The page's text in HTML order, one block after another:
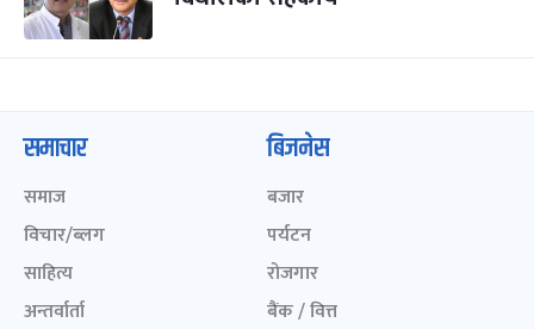
समाचार
समाज
विचार/ब्लग
साहित्य
अन्तर्वार्ता
बिजनेस
बजार
पर्यटन
रोजगार
बैंक / वित्त